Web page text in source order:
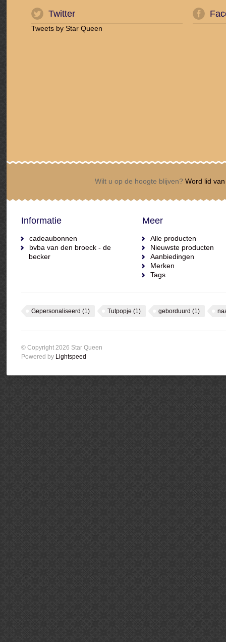
Twitter
Tweets by Star Queen
Wilt u op de hoogte blijven? Word lid
Informatie
cadeaubonnen
bvba van den broeck - de
becker
Meer
Alle producten
Nieuwste producten
Aanbiedingen
Merken
Tags
Gepersonaliseerd (1) Tutpopje (1) geborduurd (1)
© Copyright 2026 Star Queen
Powered by Lightspeed